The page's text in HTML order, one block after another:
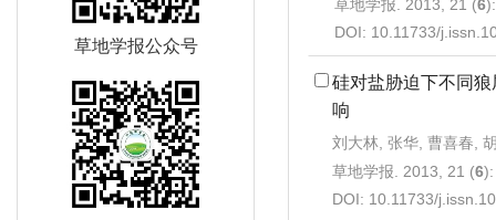
草地学报. 2013, 21 (6
DOI: 10.11733/
硅对盐胁迫下不同
响
刘大林, 张华, 曹喜春,
草地学报. 2013, 21 (6
DOI: 10.11733/
草地学报公众号